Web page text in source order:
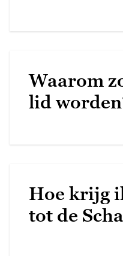
Waarom
lid
Hoe krijg
tot de